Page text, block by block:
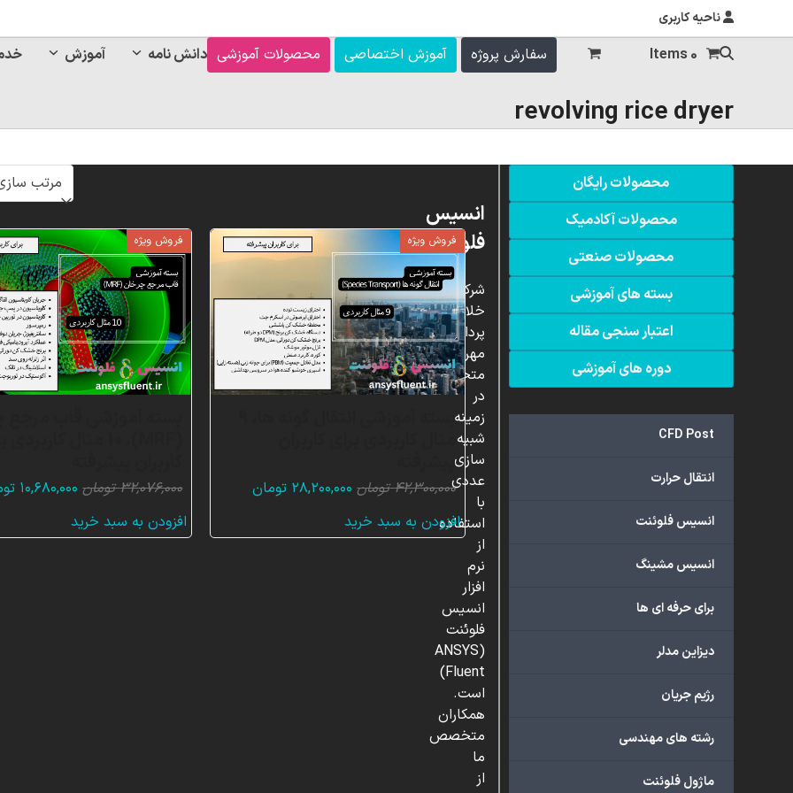
ناحیه کاربری
آموزش دانش نامه محصولات آموزشی آموزش اختصاصی سفارش پروژه 0 Items
revolving rice dryer
فروش ویژه
پیشرفته
۴۲,۳۰۰,۰۰۰ تومان قیمت
۲۸,۲۰۰,۰۰۰ تومانقیمت
افزودن به سبد خرید
فروش ویژه
۳۲,۰۷۶,۰۰۰ تومان قیمت
۱۰,۶۸۰,۰۰۰
افزودن به سبد خرید
محصولات رایگان
محصولات آکادمیک
محصولات صنعتی
بسته های آموزشی
اعتبار سنجی مقاله
دوره های آموزشی
CFD Post
انتقال حرارت
انسیس فلوئنت
انسیس مشینگ
برای حرفه ای ها
دیزاین مدلر
رژیم جریان
رشته های مهندسی
ماژول فلوئنت
انسیس
فلوئنت
شرکت
خلاق
پردازشگران
مهر،
متخصص
در
زمینه
شبیه
سازی
عددی
با
استفاده
از
نرم
افزار
انسیس
فلوئنت
(ANSYS
Fluent)
است.
همکاران
متخصص
ما
از